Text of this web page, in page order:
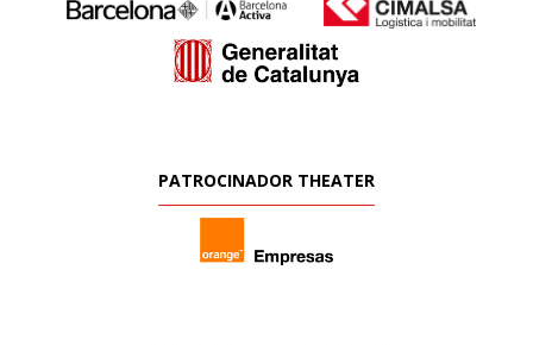
PATROCINADOR THEATER